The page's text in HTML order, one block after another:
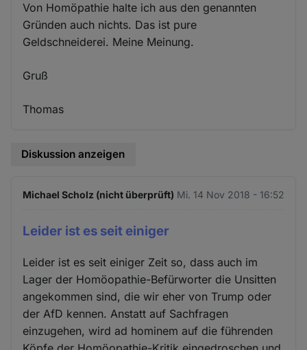
Von Homöpathie halte ich aus den genannten
Gründen auch nichts. Das ist pure
Geldschneiderei. Meine Meinung.
Gruß
Thomas
Diskussion anzeigen
Michael Scholz (nicht überprüft) Mi. 14 Nov 2018 - 16:52
Leider ist es seit einiger
Leider ist es seit einiger Zeit so, dass auch im
Lager der Homöopathie-Befürworter die Unsitten
angekommen sind, die wir eher von Trump oder
der AfD kennen. Anstatt auf Sachfragen
einzugehen, wird ad hominem auf die führenden